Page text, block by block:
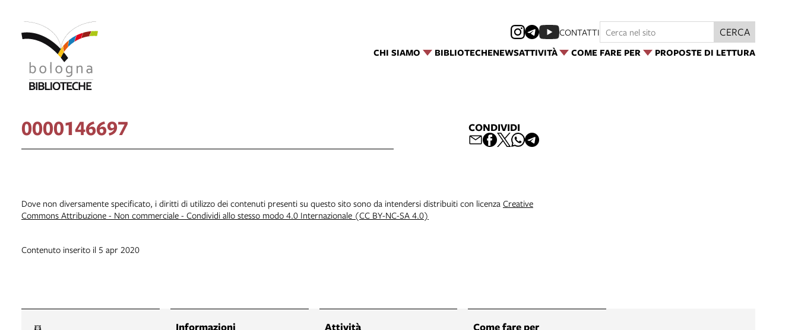
CHI SIAMO BIBLIOTECHENEWSATTIVITÀ COME FARE PER PROPOSTE DI LETTURA
CONTATTI CERCA
0000146697 CONDIVIDI
Dove non diversamente specificato, i diritti di utilizzo dei contenuti presenti su questo sito sono da intendersi distribuiti con licenza Creative
Commons Attribuzione - Non commerciale - Condividi allo stesso modo 4.0 Internazionale (CC BY-NC-SA 4.0)
Contenuto inserito il 5 apr 2020
Informazioni Attività Come fare per